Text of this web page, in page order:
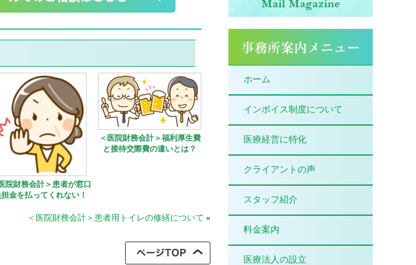
院財務会計＞患者が窓口
金を払ってくれない！
＜医院財務会計＞福利厚生費
と接待交際費の違いとは？
＜医院財務会計＞患者用トイレの修繕について »
ホーム
インボイス制度について
医療経営に特化
クライアントの声
スタッフ紹介
料金案内
医療法人の設立